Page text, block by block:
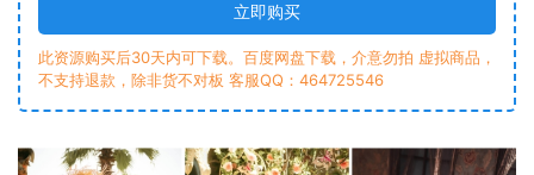
立即购买
此资源购买后30天内可下载。百度网盘下载，介意勿拍 虚拟商品，
不支持退款，除非货不对板 客服QQ：464725546